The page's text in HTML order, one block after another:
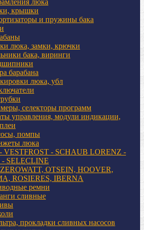
люка
крышки
и пружины бака
люка, замки, крючки
бака, виринги
барабана
люка, убл
селекторы программ
управления, модули индикации,
помпы
люка
VESTFROST - SCHAUB LORENZ -
SELECLINE
OTSEIN, HOOVER,
ROSIERES, IBERNA
ремни
сливные
прокладки сливных насосов